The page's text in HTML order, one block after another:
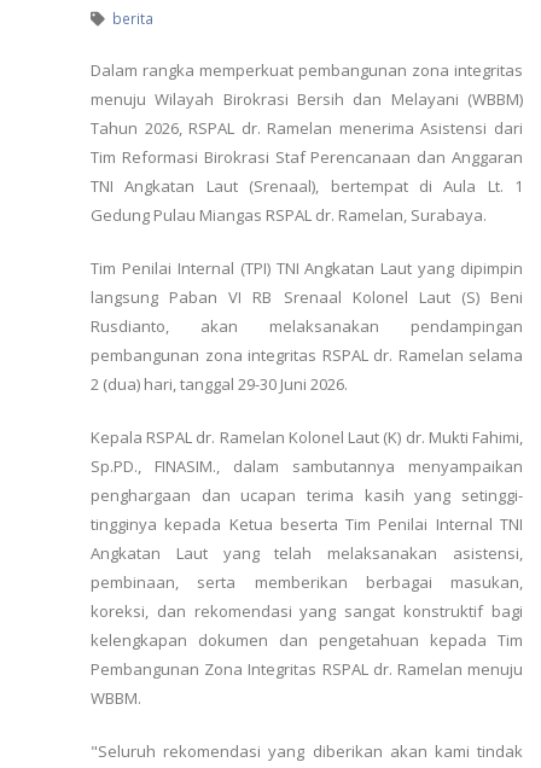
berita
Dalam rangka memperkuat pembangunan zona integritas
menuju Wilayah Birokrasi Bersih dan Melayani (WBBM)
Tahun 2026, RSPAL dr. Ramelan menerima Asistensi dari
Tim Reformasi Birokrasi Staf Perencanaan dan Anggaran
TNI Angkatan Laut (Srenaal), bertempat di Aula Lt. 1
Gedung Pulau Miangas RSPAL dr. Ramelan, Surabaya.
Tim Penilai Internal (TPI) TNI Angkatan Laut yang dipimpin
langsung Paban VI RB Srenaal Kolonel Laut (S) Beni
Rusdianto, akan melaksanakan pendampingan
pembangunan zona integritas RSPAL dr. Ramelan selama
2 (dua) hari, tanggal 29-30 Juni 2026.
Kepala RSPAL dr. Ramelan Kolonel Laut (K) dr. Mukti Fahimi,
Sp.PD., FINASIM., dalam sambutannya menyampaikan
penghargaan dan ucapan terima kasih yang setinggi-
tingginya kepada Ketua beserta Tim Penilai Internal TNI
Angkatan Laut yang telah melaksanakan asistensi,
pembinaan, serta memberikan berbagai masukan,
koreksi, dan rekomendasi yang sangat konstruktif bagi
kelengkapan dokumen dan pengetahuan kepada Tim
Pembangunan Zona Integritas RSPAL dr. Ramelan menuju
WBBM.
"Seluruh rekomendasi yang diberikan akan kami tindak